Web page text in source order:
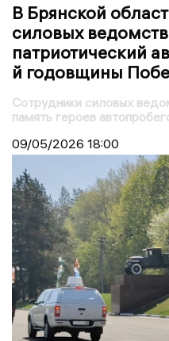
В Брянской
силовых
патриотический
й годовщины
Сотрудники силовых
память героев
09/05/2026 18:00